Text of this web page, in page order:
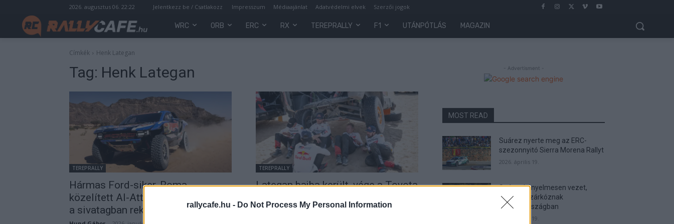
rallycafe.hu - Do Not Process My Personal Information
2026. augusztus 06. 22:22 Jelentkezz be / Csatlakozz Impresszum Médiaajánlat Adatvédelmi elvek Szerzői jogok
WRC ORB ERC RX TEREPRALLY F1 UTÁNPÓTLÁS MAGAZIN
Címkék Henk Lategan
Tag: Henk Lategan
TEREPRALLY
Hármas Ford-siker, Roma
közelített Al-Attiyah-hoz, Lategan
a sivatagban rekedt
TEREPRALLY
Lategan bajba került, vége a Toyota
2026. január 15.
- Advertisment -
MOST READ
Suárez nyerte meg az ERC-
szezonnyitó Sierra Morena Rallyt
2026. április 19.
Suárez kényelmesen vezet,
Németék zárkóznak
Spanyolországban
2026. április 19.